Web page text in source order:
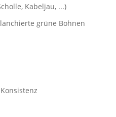
Kabeljau, ...)
grüne Bohnen